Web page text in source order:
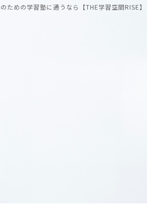
めの学習塾に通うなら【THE学習空間RISE】